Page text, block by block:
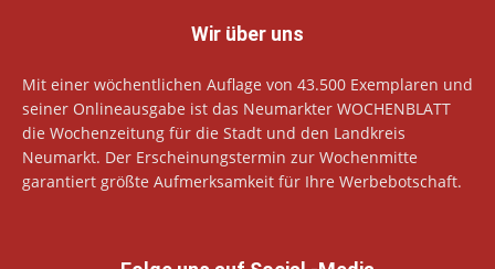
Wir über uns
Mit einer wöchentlichen Auflage von 43.500 Exemplaren und
seiner Onlineausgabe ist das Neumarkter WOCHENBLATT
die Wochenzeitung für die Stadt und den Landkreis
Neumarkt. Der Erscheinungstermin zur Wochenmitte
garantiert größte Aufmerksamkeit für Ihre Werbebotschaft.